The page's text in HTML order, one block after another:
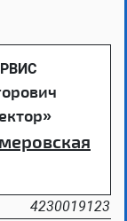
4230019123